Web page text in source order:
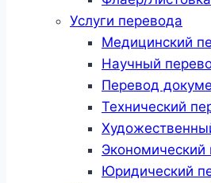
Услуги перевода
Медицинский
Научный
Перевод
Технический
Экономический
Юридический